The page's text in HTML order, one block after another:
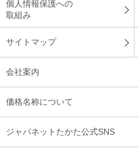
個人情報保護への
取組み
サイトマップ
会社案内
価格名称について
ジャパネットたかた公式SNS